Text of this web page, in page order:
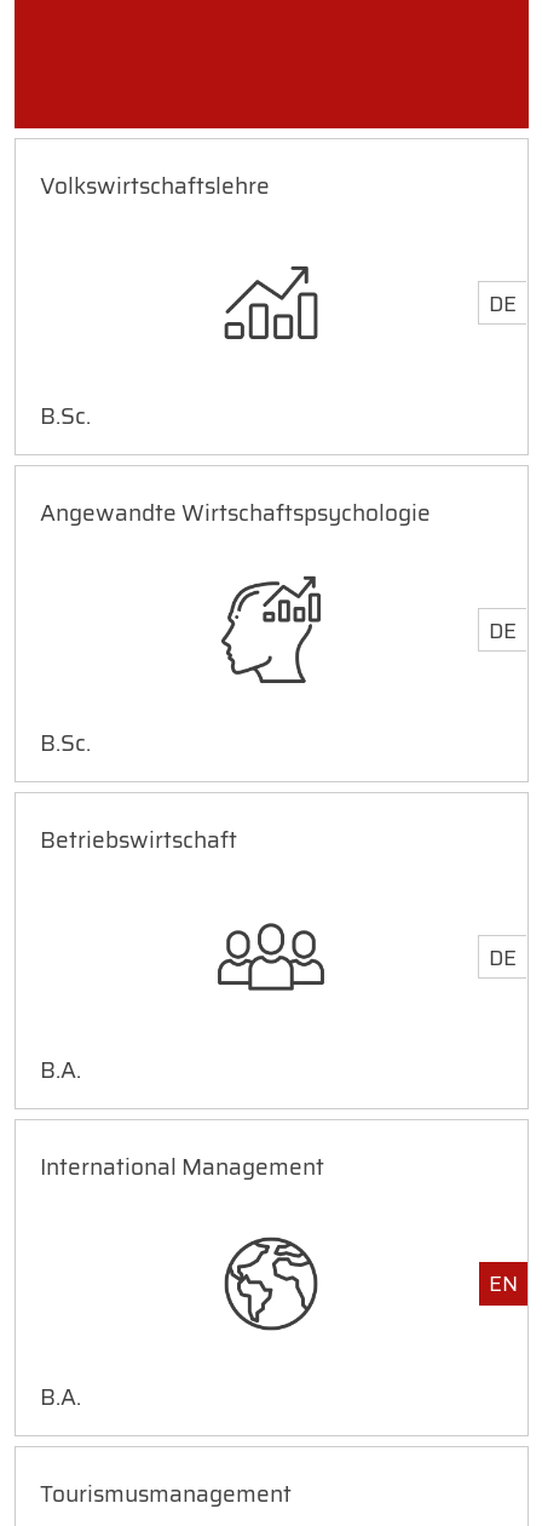
Volkswirtschaftslehre
DE
B.Sc.
Angewandte Wirtschaftspsychologie
DE
B.Sc.
Betriebswirtschaft
DE
B.A.
International Management
EN
B.A.
Tourismusmanagement